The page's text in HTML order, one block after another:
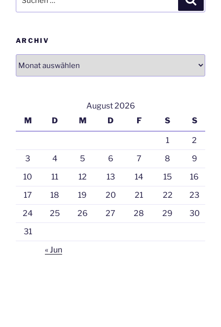
nach:
ARCHIV
August 2026
M
D M D F S S
1
2
3
4 5 6 7 8
9
10
11 12 13 14 15
16
17
18 19 20 21 22
23
24
25 26 27 28 29
30
31
« Jun